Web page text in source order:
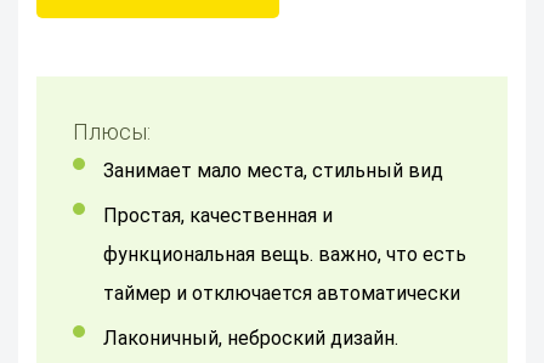
Плюсы:
Занимает мало места, стильный вид
простая, качественная и
функциональная вещь. важно, что есть
таймер и отключается автоматически
Лаконичный, неброский дизайн.